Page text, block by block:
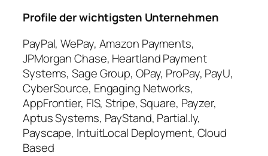
Profile der wichtigsten Unternehmen
PayPal, WePay, Amazon Payments,
JPMorgan Chase, Heartland Payment
Systems, Sage Group, OPay, ProPay, PayU,
CyberSource, Engaging Networks,
AppFrontier, FIS, Stripe, Square, Payzer,
Aptus Systems, PayStand, Partial.ly,
Payscape, IntuitLocal Deployment, Cloud
Based